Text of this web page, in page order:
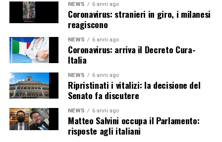
NEWS 6 anni ago
Coronavirus: stranieri in giro, i milanesi
reagiscono
NEWS 6 anni ago
Coronavirus: arriva il Decreto Cura-
Italia
NEWS 6 anni ago
Ripristinati i vitalizi: la decisione del
Senato fa discutere
NEWS 6 anni ago
Matteo Salvini occupa il Parlamento:
risposte agli italiani